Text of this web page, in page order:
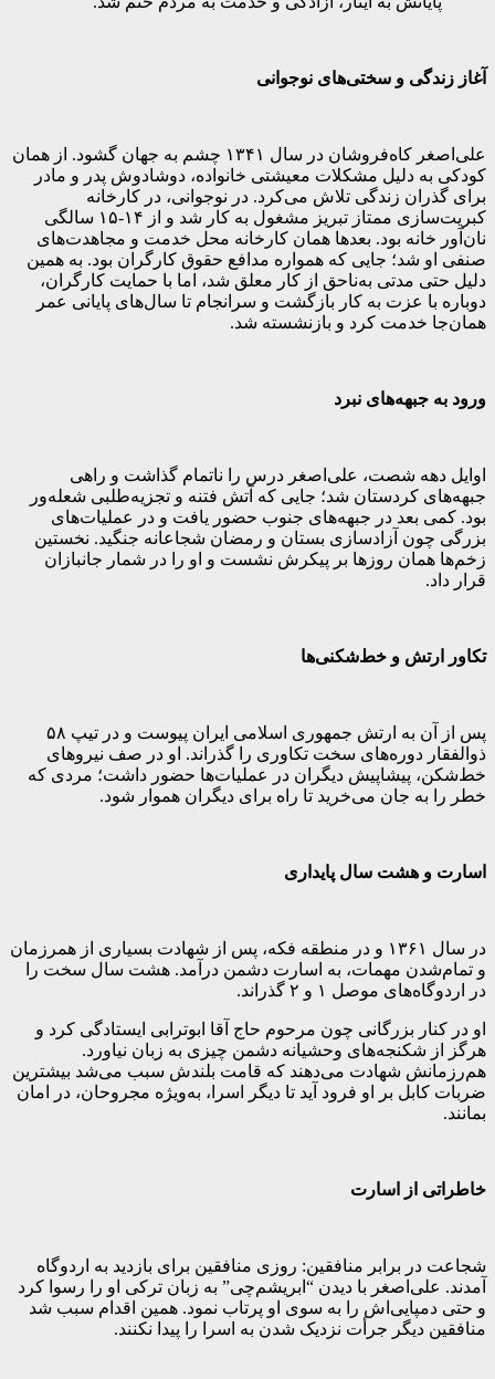
آغاز زندگی و سختی‌های نوجوانی
علی‌اصغر کاه‌فروشان در سال ۱۳۴۱ چشم به جهان گشود. از همان
کودکی به دلیل مشکلات معیشتی خانواده، دوشادوش پدر و مادر
برای گذران زندگی تلاش می‌کرد. در نوجوانی، در کارخانه
کبریت‌سازی ممتاز تبریز مشغول به کار شد و از ۱۴-۱۵ سالگی
نان‌آور خانه بود. بعدها همان کارخانه محل خدمت و مجاهدت‌های
صنفی او شد؛ جایی که همواره مدافع حقوق کارگران بود. به همین
دلیل حتی مدتی به‌ناحق از کار معلق شد، اما با حمایت کارگران،
دوباره با عزت به کار بازگشت و سرانجام تا سال‌های پایانی عمر
همان‌جا خدمت کرد و بازنشسته شد.
ورود به جبهه‌های نبرد
اوایل دهه شصت، علی‌اصغر درس را ناتمام گذاشت و راهی
جبهه‌های کردستان شد؛ جایی که آتش فتنه و تجزیه‌طلبی شعله‌ور
بود. کمی بعد در جبهه‌های جنوب حضور یافت و در عملیات‌های
بزرگی چون آزادسازی بستان و رمضان شجاعانه جنگید. نخستین
زخم‌ها همان روزها بر پیکرش نشست و او را در شمار جانبازان
قرار داد.
تکاور ارتش و خط‌شکنی‌ها
پس از آن به ارتش جمهوری اسلامی ایران پیوست و در تیپ ۵۸
ذوالفقار دوره‌های سخت تکاوری را گذراند. او در صف نیروهای
خط‌شکن، پیشاپیش دیگران در عملیات‌ها حضور داشت؛ مردی که
خطر را به جان می‌خرید تا راه برای دیگران هموار شود.
اسارت و هشت سال پایداری
در سال ۱۳۶۱ و در منطقه فکه، پس از شهادت بسیاری از همرزمان
و تمام‌شدن مهمات، به اسارت دشمن درآمد. هشت سال سخت را
در اردوگاه‌های موصل ۱ و ۲ گذراند.
او در کنار بزرگانی چون مرحوم حاج آقا ابوترابی ایستادگی کرد و
هرگز از شکنجه‌های وحشیانه دشمن چیزی به زبان نیاورد.
هم‌رزمانش شهادت می‌دهند که قامت بلندش سبب می‌شد بیشترین
ضربات کابل بر او فرود آید تا دیگر اسرا، به‌ویژه مجروحان، در امان
بمانند.
خاطراتی از اسارت
شجاعت در برابر منافقین: روزی منافقین برای بازدید به اردوگاه
آمدند. علی‌اصغر با دیدن “ابریشم‌چی” به زبان ترکی او را رسوا کرد
و حتی دمپایی‌اش را به سوی او پرتاب نمود. همین اقدام سبب شد
منافقین دیگر جرأت نزدیک شدن به اسرا را پیدا نکنند.